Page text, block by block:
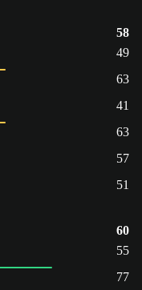
58
49
63
41
63
57
51
60
55
77